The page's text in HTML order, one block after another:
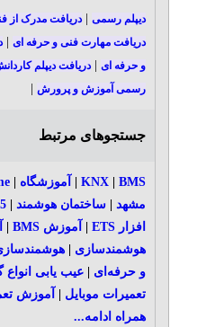
دیپلم رسمی |دریافت مدرک از
دریافت مهارت فنی و حرفه ای |
و حرفه ای |دریافت دیپلم
رسمی آموزش و پرورش
جستجوهای مرتبط
KNX| BMS آموزشگاه |
مشهد |ساختمان هوشمند |
افزار ETS
آموزش BMS
هوشمندسازی |
و حرفه‌ای |عیب یابی
تعمیرات موبایل
آموزش
همراه ادامه...